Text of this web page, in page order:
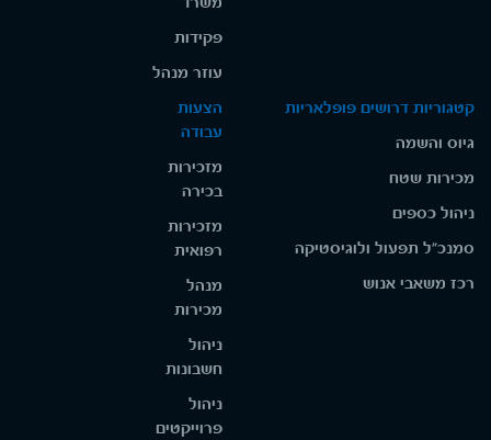
פקידות
עוזר מנהל
קטגוריות דרושים פופלאריות
גיוס והשמה
מכירות שטח
ניהול כספים
סמנכ"ל תפעול ולוגיסטיקה
רכז משאבי אנוש
הצעות
עבודה
מזכירות
בכירה
מזכירות
רפואית
מנהל
מכירות
ניהול
חשבונות
ניהול
פרוייקטים